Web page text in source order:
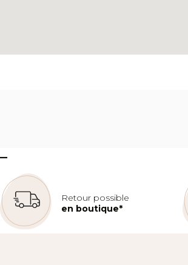
–
Retour possible
en boutique*